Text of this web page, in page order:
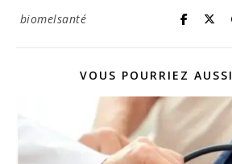
biomelsanté
VOUS POURRIEZ